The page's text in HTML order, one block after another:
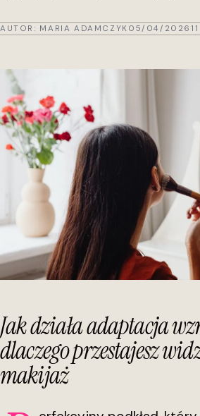
AUTOR: MARIA ADAMCZYK 05/04/2026
Jak działa adaptacja
dlaczego przestajesz
makijaż